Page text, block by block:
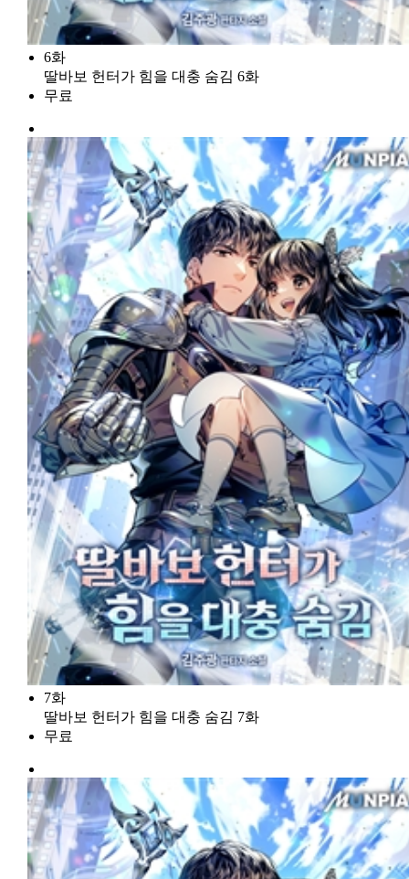
6화
딸바보 헌터가 힘을 대충 숨김 6화
무료
7화
딸바보 헌터가 힘을 대충 숨김 7화
무료